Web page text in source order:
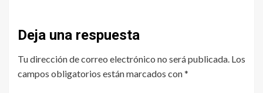
Deja una respuesta
Tu dirección de correo electrónico no será publicada. Los
campos obligatorios están marcados con*